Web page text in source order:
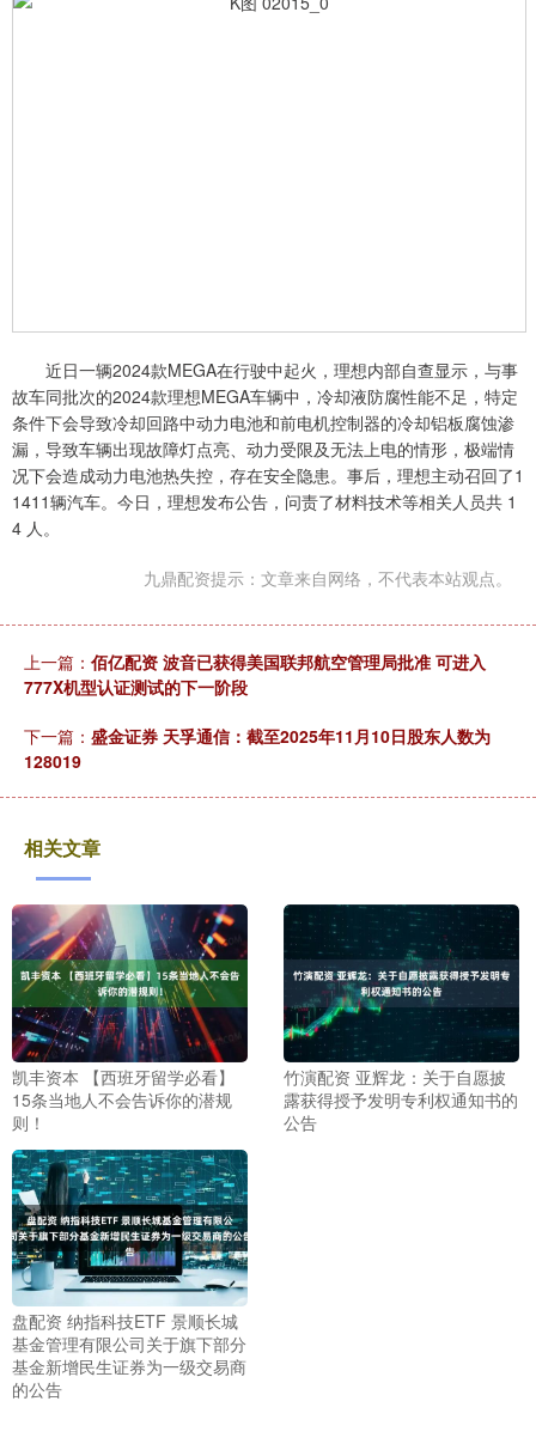
近日一辆2024款MEGA在行驶中起火，理想内部自查显示，与事
故车同批次的2024款理想MEGA车辆中，冷却液防腐性能不足，特定
条件下会导致冷却回路中动力电池和前电机控制器的冷却铝板腐蚀渗
漏，导致车辆出现故障灯点亮、动力受限及无法上电的情形，极端情
况下会造成动力电池热失控，存在安全隐患。事后，理想主动召回了1
1411辆汽车。今日，理想发布公告，问责了材料技术等相关人员共 1
4 人。
九鼎配资提示：文章来自网络，不代表本站观点。
上一篇： 佰亿配资 波音已获得美国联邦航空管理局批准 可进入
777X机型认证测试的下一阶段
下一篇： 盛金证券 天孚通信：截至2025年11月10日股东人数为
128019
相关文章
凯丰资本 【西班牙留学必看】
15条当地人不会告诉你的潜规
则！
竹演配资 亚辉龙：关于自愿披
露获得授予发明专利权通知书的
公告
盘配资 纳指科技ETF 景顺长城
基金管理有限公司关于旗下部分
基金新增民生证券为一级交易商
的公告